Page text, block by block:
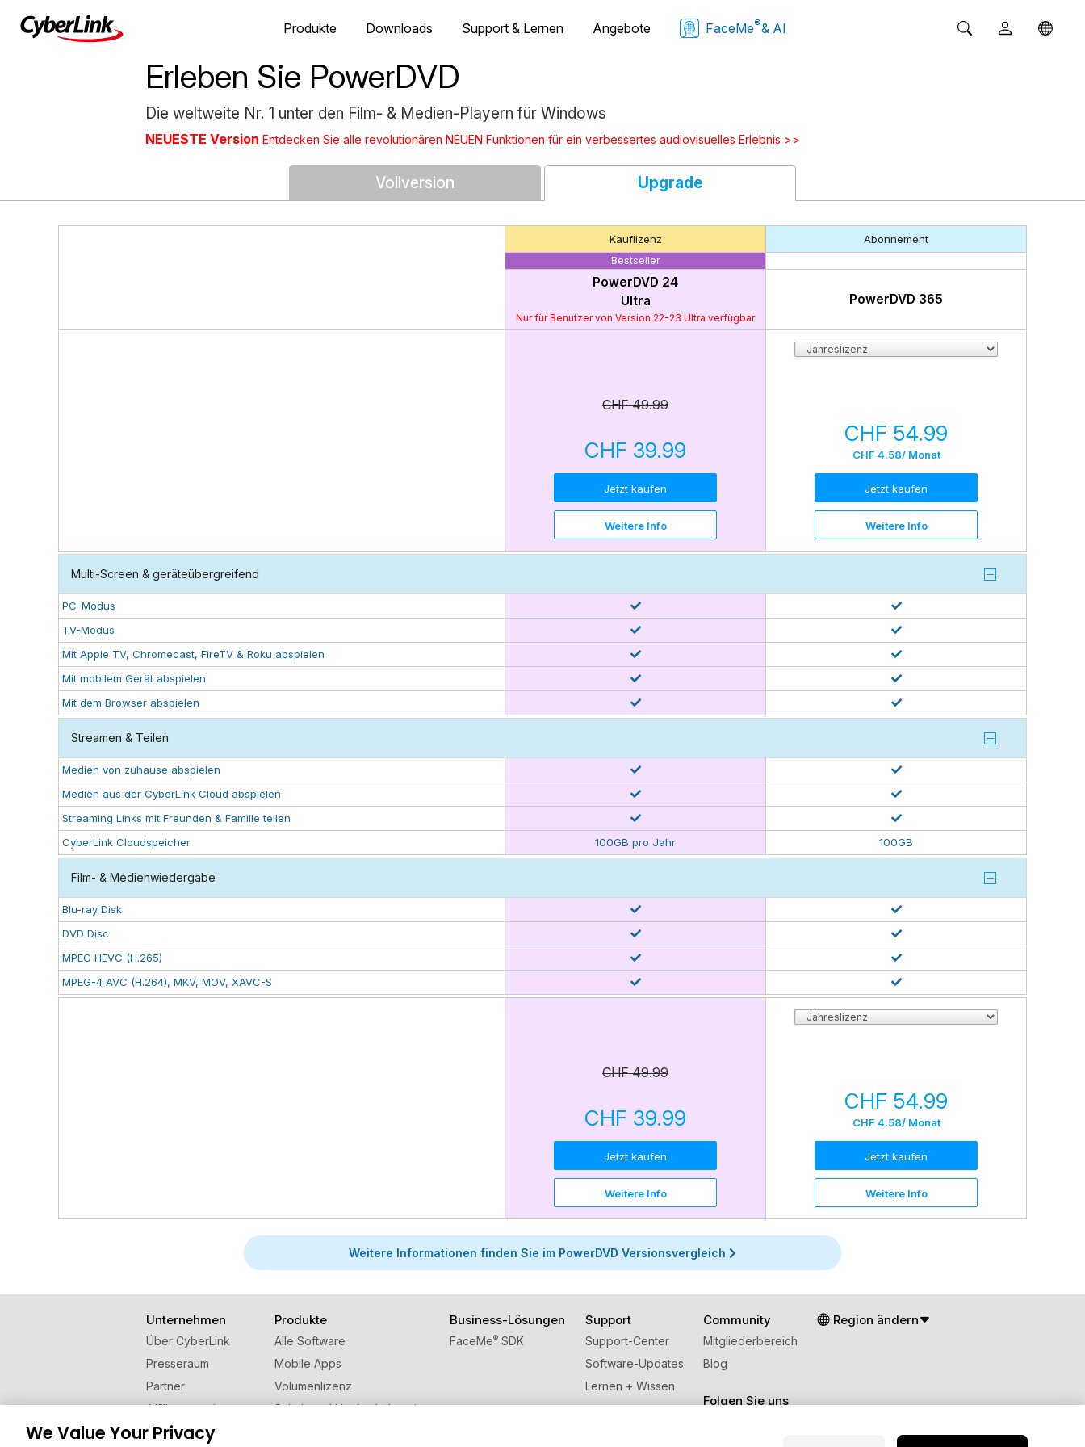
Produkte Downloads Support & Lernen Angebote FaceMe®& AI
Erleben Sie PowerDVD
Die weltweite Nr. 1 unter den Film- & Medien-Playern für Windows
NEUESTE Version Entdecken Sie alle revolutionären NEUEN Funktionen für ein verbessertes audiovisuelles Erlebnis >>
Vollversion Upgrade
Kauflizenz Abonnement
Bestseller
PowerDVD 24
Ultra
Nur für Benutzer von Version 22-23 Ultra verfügbar
PowerDVD 365
CHF 49.99
CHF 39.99
Jetzt kaufen
Weitere Info
CHF 54.99
CHF 4.58/ Monat
Jetzt kaufen
Weitere Info
Multi-Screen & geräteübergreifend
PC-Modus
TV-Modus
Mit Apple TV, Chromecast, FireTV & Roku abspielen
Mit mobilem Gerät abspielen
Mit dem Browser abspielen
Streamen & Teilen
Medien von zuhause abspielen
Medien aus der CyberLink Cloud abspielen
Streaming Links mit Freunden & Familie teilen
CyberLink Cloudspeicher
100GB pro Jahr 100GB
Film- & Medienwiedergabe
Blu-ray Disk
DVD Disc
MPEG HEVC (H.265)
MPEG-4 AVC (H.264), MKV, MOV, XAVC-S
CHF 49.99
CHF 39.99
Jetzt kaufen
Weitere Info
CHF 54.99
CHF 4.58/ Monat
Jetzt kaufen
Weitere Info
Weitere Informationen finden Sie im PowerDVD Versionsvergleich
Unternehmen
Über CyberLink
Presseraum
Partner
Affiliate werden
Kontaktieren Sie uns
Produkte
Alle Software
Mobile Apps
Volumenlizenz
Schul- und Hochschulversion
Business-Lösungen
FaceMe® SDK
Support
Support-Center
Software-Updates
Lernen + Wissen
Community
Mitgliederbereich
Blog
Folgen Sie uns
Region ändern
We Value Your Privacy